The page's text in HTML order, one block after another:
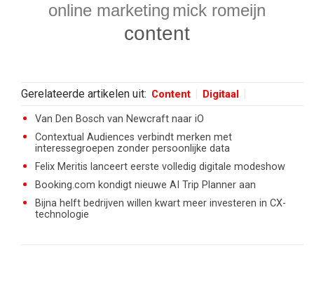
online marketing mick romeijn
content
Gerelateerde artikelen uit: Content Digitaal
Van Den Bosch van Newcraft naar iO
Contextual Audiences verbindt merken met
interessegroepen zonder persoonlijke data
Felix Meritis lanceert eerste volledig digitale modeshow
Booking.com kondigt nieuwe AI Trip Planner aan
Bijna helft bedrijven willen kwart meer investeren in CX-
technologie